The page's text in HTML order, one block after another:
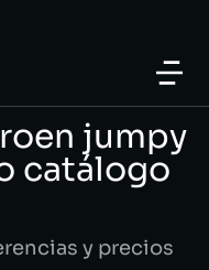
jumpy
catálogo
y precios